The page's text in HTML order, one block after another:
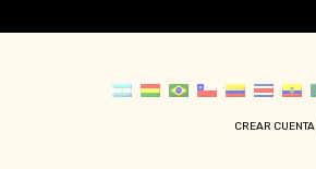
CREAR CUENTA